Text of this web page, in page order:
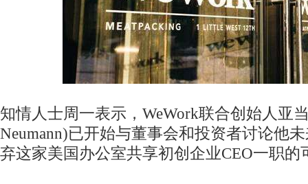
知情人士周一表示，WeWork联合创始人亚
Neumann)已开始与董事会和投资者讨论他
弃这家美国办公室共享初创企业CEO一职的